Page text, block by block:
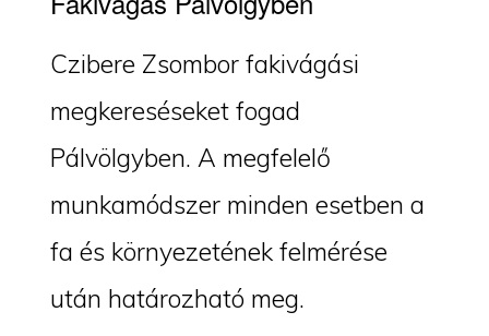
Czibere Zsombor fakivágási
megkereséseket fogad
Pálvölgyben. A megfelelő
munkamódszer minden esetben a
fa és környezetének felmérése
után határozható meg.